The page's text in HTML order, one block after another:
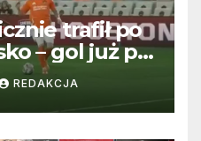
trafił po
– gol już po
REDAKCJA